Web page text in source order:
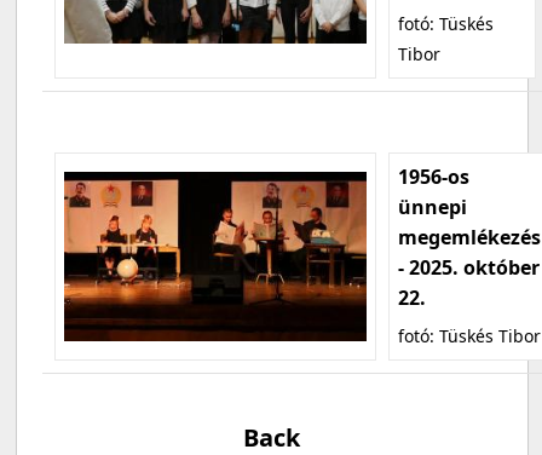
fotó: Tüskés
Tibor
1956-os
ünnepi
megemlékezés
- 2025. október
22.
fotó: Tüskés Tibor
Back